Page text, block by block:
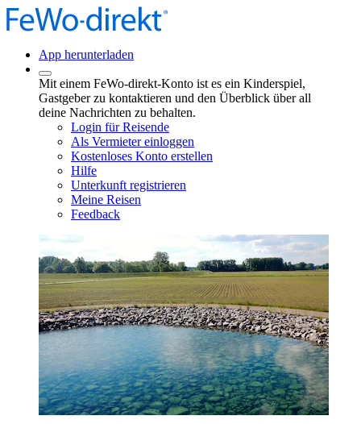
App herunterladen
Mit einem FeWo-direkt-Konto ist es ein Kinderspiel,
Gastgeber zu kontaktieren und den Überblick über all
deine Nachrichten zu behalten.
Login für Reisende
Als Vermieter einloggen
Kostenloses Konto erstellen
Hilfe
Unterkunft registrieren
Meine Reisen
Feedback